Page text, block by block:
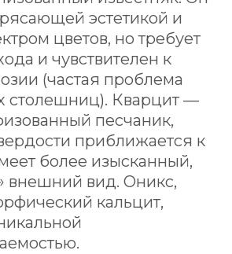
эстетикой и
цветов, но требует
и чувствителен к
(частая проблема
столешниц). Кварцит —
песчаник,
приближается к
более изысканный,
внешний вид. Оникс,
кальцит,